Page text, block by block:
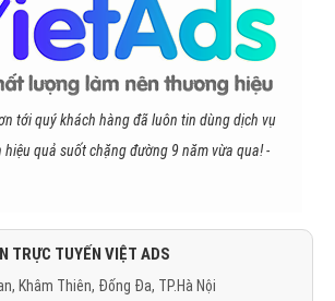
tới quý khách hàng đã luôn tin dùng dịch vụ
quả suốt chặng đường 9 năm vừa qua! -
TRỰC TUYẾN VIỆT ADS
Khâm Thiên, Đống Đa, TP.Hà Nội